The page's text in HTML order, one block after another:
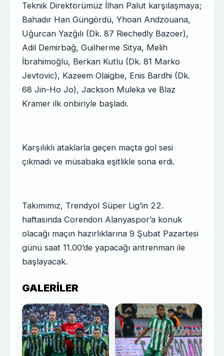
Teknik Direktörümüz İlhan Palut karşılaşmaya;
Bahadır Han Güngördü, Yhoan Andzouana,
Uğurcan Yazğılı (Dk. 87 Riechedly Bazoer),
Adil Demirbağ, Guilherme Sitya, Melih
İbrahimoğlu, Berkan Kutlu (Dk. 81 Marko
Jevtovic), Kazeem Olaigbe, Enis Bardhi (Dk.
68 Jin-Ho Jo), Jackson Muleka ve Blaz
Kramer ilk onbiriyle başladı.
Karşılıklı ataklarla geçen maçta gol sesi
çıkmadı ve müsabaka eşitlikle sona erdi.
Takımımız, Trendyol Süper Lig’in 22.
haftasında Corendon Alanyaspor’a konuk
olacağı maçın hazırlıklarına 9 Şubat Pazartesi
günü saat 11.00’de yapacağı antrenman ile
başlayacak.
GALERILER